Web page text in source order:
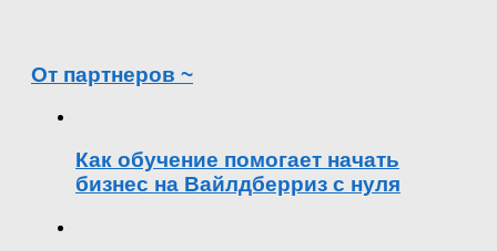
От партнеров ~
Как обучение помогает начать
бизнес на Вайлдберриз с нуля